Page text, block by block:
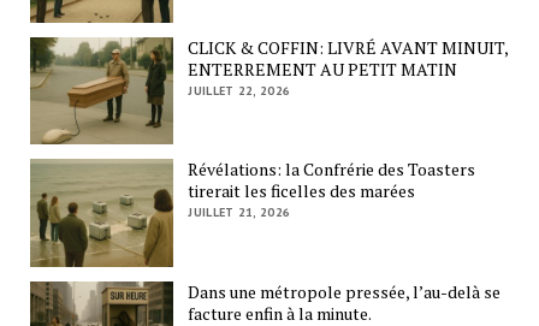
CLICK & COFFIN: LIVRÉ AVANT MINUIT,
ENTERREMENT AU PETIT MATIN
JUILLET 22, 2026
Révélations: la Confrérie des Toasters
tirerait les ficelles des marées
JUILLET 21, 2026
Dans une métropole pressée, l’au-delà se
facture enfin à la minute.